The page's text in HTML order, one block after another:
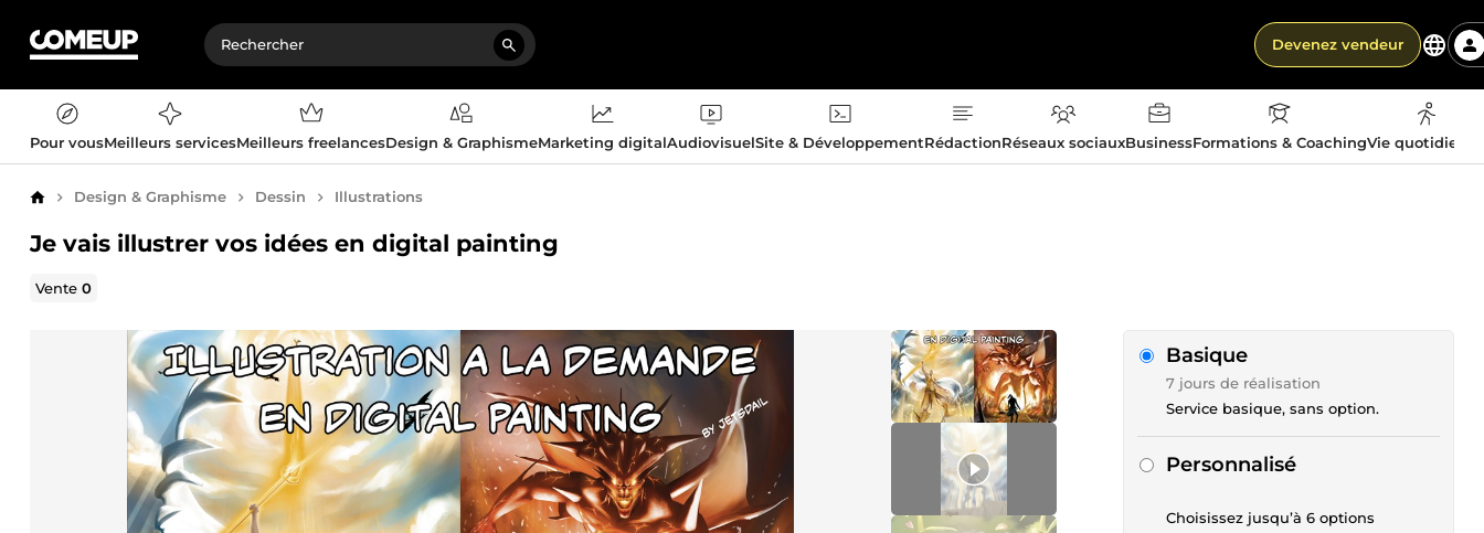
Devenez vendeur
Pour vousMeilleurs servicesMeilleurs freelancesDesign & GraphismeMarketing digitalAudiovisuelSite & DéveloppementRédactionRéseaux sociauxBusinessFormations & CoachingVie
AccueilDesign & Graphisme Dessin Illustrations
Je vais illustrer vos idées en digital painting
Vente0
Basique
7 jours de réalisation
Service basique, sans option.
Personnalisé
Choisissez jusqu’à 6 options